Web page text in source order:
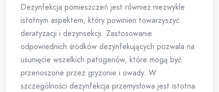
Dezynfekcja pomieszczeń jest również niezwykle
istotnym aspektem, który powinien towarzyszyć
deratyzacji i dezynsekcji. Zastosowanie
odpowiednich środków dezynfekujących pozwala na
usunięcie wszelkich patogenów, które mogą być
przenoszone przez gryzonie i owady. W
szczególności dezynfekcja przemysłowa jest istotna